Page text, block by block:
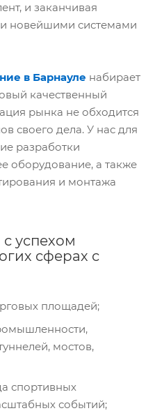
и заканчивая
новейшими системами
в Барнауле набирает
качественный
рынка не обходится
своего дела. У нас для
разработки
оборудование, а также
и монтажа
успехом
сферах с
площадей;
мостов,
спортивных
событий;